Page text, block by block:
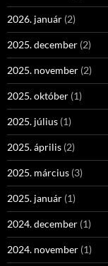
2026. január (2)
2025. december (2)
2025. november (2)
2025. október (1)
2025. július (1)
2025. április (2)
2025. március (3)
2025. január (1)
2024. december (1)
2024. november (1)